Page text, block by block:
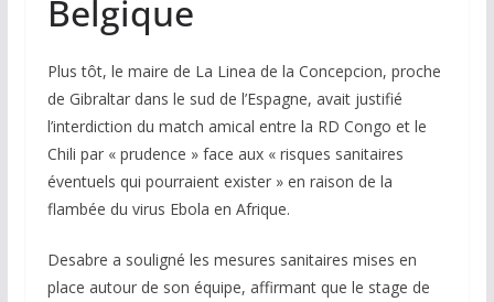
Belgique
Plus tôt, le maire de La Linea de la Concepcion, proche
de Gibraltar dans le sud de l’Espagne, avait justifié
l’interdiction du match amical entre la RD Congo et le
Chili par « prudence » face aux « risques sanitaires
éventuels qui pourraient exister » en raison de la
flambée du virus Ebola en Afrique.
Desabre a souligné les mesures sanitaires mises en
place autour de son équipe, affirmant que le stage de